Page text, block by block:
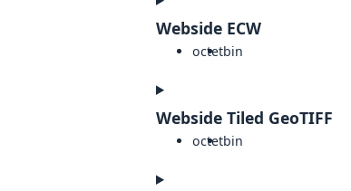
Webside ECW
octetbin
Webside Tiled GeoTIFF
octetbin